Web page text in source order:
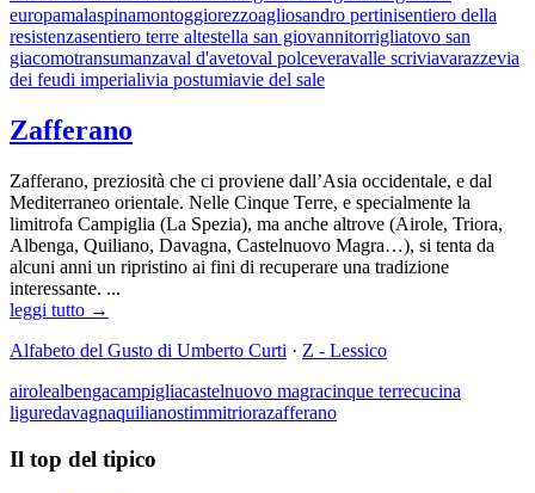
europamalaspinamontoggiorezzoagliosandro pertinisentiero della
resistenzasentiero terre altestella san giovannitorrigliatovo san
giacomotransumanzaval d'avetoval polceveravalle scriviavarazzevia
dei feudi imperialivia postumiavie del sale
Zafferano
Zafferano, preziosità che ci proviene dall’Asia occidentale, e dal
Mediterraneo orientale. Nelle Cinque Terre, e specialmente la
limitrofa Campiglia (La Spezia), ma anche altrove (Airole, Triora,
Albenga, Quiliano, Davagna, Castelnuovo Magra…), si tenta da
alcuni anni un ripristino ai fini di recuperare una tradizione
interessante. ...
leggi tutto →
Alfabeto del Gusto di Umberto Curti · Z - Lessico
airolealbengacampigliacastelnuovo magracinque terrecucina
liguredavagnaquilianostimmitriorazafferano
Il top del tipico